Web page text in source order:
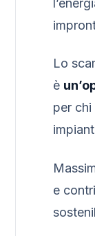
Lo
è
per
e